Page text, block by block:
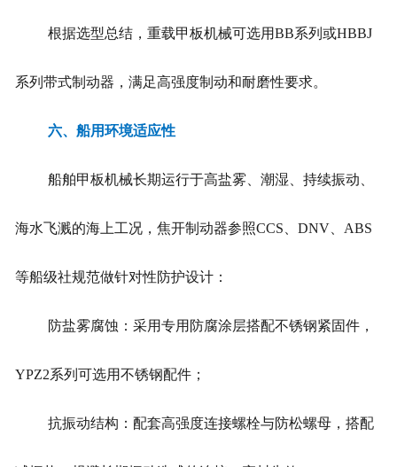
根据选型总结，重载甲板机械可选用BB系列或HBBJ
系列带式制动器，满足高强度制动和耐磨性要求。
六、船用环境适应性
船舶甲板机械长期运行于高盐雾、潮湿、持续振动、
海水飞溅的海上工况，焦开制动器参照CCS、DNV、ABS
等船级社规范做针对性防护设计：
防盐雾腐蚀：采用专用防腐涂层搭配不锈钢紧固件，
YPZ2系列可选用不锈钢配件；
抗振动结构：配套高强度连接螺栓与防松螺母，搭配